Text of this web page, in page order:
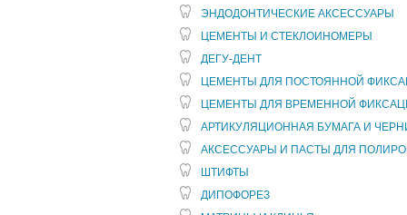
ЭНДОДОНТИЧЕСКИЕ АКСЕССУАРЫ
ЦЕМЕНТЫ И СТЕКЛОИНОМЕРЫ
ДЕГУ-ДЕНТ
ЦЕМЕНТЫ ДЛЯ ПОСТОЯННОЙ
ЦЕМЕНТЫ ДЛЯ ВРЕМЕННОЙ
АРТИКУЛЯЦИОННАЯ БУМАГА И
АКСЕССУАРЫ И ПАСТЫ ДЛЯ
ШТИФТЫ
ДИПОФОРЕЗ